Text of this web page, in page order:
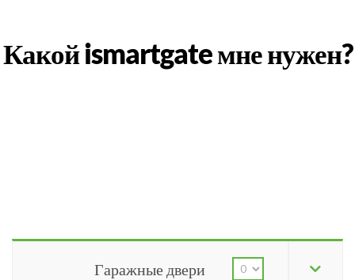
Какой ismartgate мне нужен?
Гаражные двери